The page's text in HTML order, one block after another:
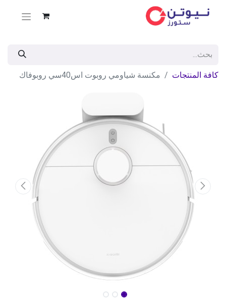
كافة المنتجات مكنسة شياومي روبوت اس40سي روبوفاك